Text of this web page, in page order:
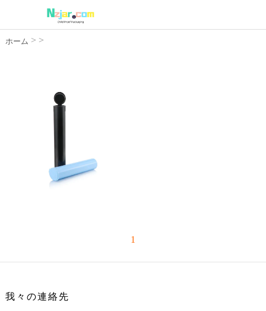
ホーム > >
1
我々の連絡先